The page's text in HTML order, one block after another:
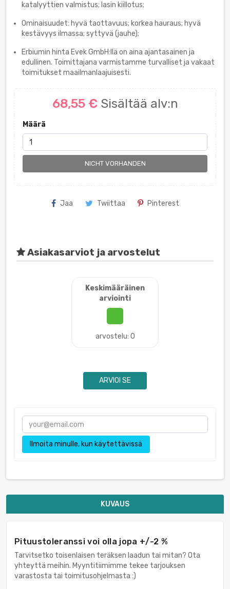
katalyyttien valmistus; lasin kiillotus;
Ominaisuudet: hyvä taottavuus; korkea hauraus; hyvä
kestävyys ilmassa; syttyvä (jauhe);
Erbiumin hinta Evek GmbH:llä on aina ajantasainen ja
edullinen. Toimittajana varmistamme turvalliset ja vakaat
toimitukset maailmanlaajuisesti.
68,55 € Sisältää alv:n
Määrä
NICHT VORHANDEN
Jaa Twiittaa Pinterest
Asiakasarviot ja arvostelut
Keskimääräinen
arviointi
arvostelu: 0
ARVIOI SE
Ilmoita minulle, kun käytettävissä
KUVAUS
Pituustoleranssi voi olla jopa +/-2 %
Tarvitsetko toisenlaisen teräksen laadun tai mitan? Ota
yhteyttä meihin. Myyntitiimimme tekee tarjouksen
varastosta tai toimitusohjelmasta :)